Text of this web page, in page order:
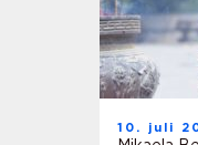
10. juli